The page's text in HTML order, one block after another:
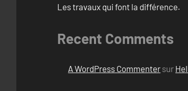
Les travaux qui font la différence.
Recent Comments
A WordPress Commenter sur